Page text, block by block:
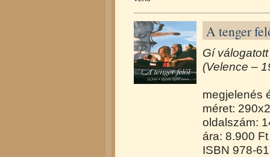
A tenger
Gí
(Velence –
megjelenés
méret:
oldalszám:
ára: 8.900 Ft
ISBN 978-